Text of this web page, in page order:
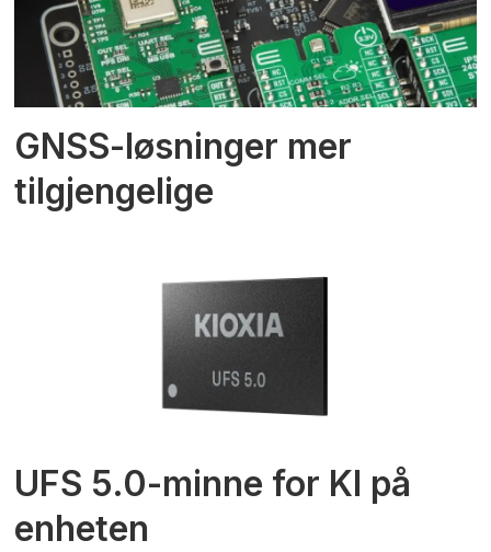
GNSS-løsninger mer
tilgjengelige
UFS 5.0-minne for KI på
enheten